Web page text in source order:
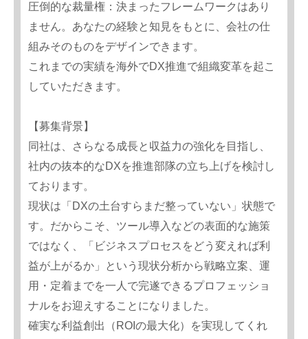
圧倒的な裁量権：決まったフレームワークはあり
ません。あなたの経験と知見をもとに、会社の仕
組みそのものをデザインできます。
これまでの実績を海外でDX推進で組織変革を起こ
していただきます。
【募集背景】
同社は、さらなる成長と収益力の強化を目指し、
社内の抜本的なDXを推進部隊の立ち上げを検討し
ております。
現状は「DXの土台すらまだ整っていない」状態で
す。だからこそ、ツール導入などの表面的な施策
ではなく、「ビジネスプロセスをどう変えれば利
益が上がるか」という現状分析から戦略立案、運
用・定着までを一人で完遂できるプロフェッショ
ナルをお迎えすることになりました。
確実な利益創出（ROIの最大化）を実現してくれ